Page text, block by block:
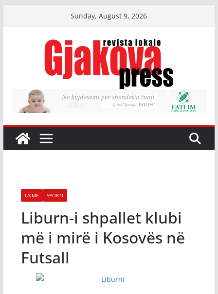
Sunday, August 9, 2026
LAJME SPORTI
Liburn-i shpallet klubi
më i mirë i Kosovës në
Futsall